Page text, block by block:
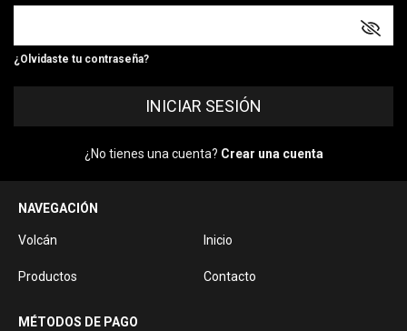
¿Olvidaste tu contraseña?
¿No tienes una cuenta? Crear una cuenta
NAVEGACIÓN
Volcán Inicio
Productos Contacto
MÉTODOS DE PAGO